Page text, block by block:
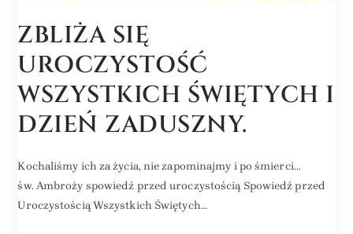
ZBLIŻA SIĘ
UROCZYSTOŚĆ
WSZYSTKICH ŚWIĘTYCH I
DZIEŃ ZADUSZNY.
Kochaliśmy ich za życia, nie zapominajmy i po śmierci...
św. Ambroży spowiedź przed uroczystością Spowiedź przed
Uroczystością Wszystkich Świętych…